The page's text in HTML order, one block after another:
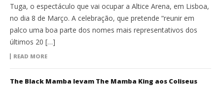
Tuga, o espectáculo que vai ocupar a Altice Arena, em Lisboa,
no dia 8 de Março. A celebração, que pretende “reunir em
palco uma boa parte dos nomes mais representativos dos
últimos 20 […]
READ MORE
The Black Mamba levam The Mamba King aos Coliseus